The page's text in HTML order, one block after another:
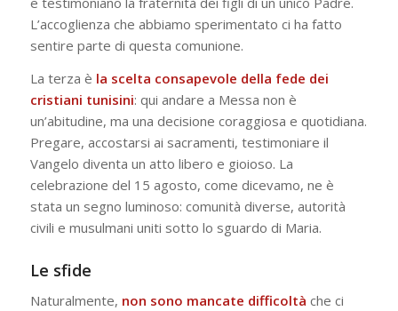
L’accoglienza che abbiamo sperimentato ci ha fatto
sentire parte di questa comunione.
La terza è la scelta consapevole della fede dei
cristiani tunisini: qui andare a Messa non è
un’abitudine, ma una decisione coraggiosa e quotidiana.
Pregare, accostarsi ai sacramenti, testimoniare il
Vangelo diventa un atto libero e gioioso. La
celebrazione del 15 agosto, come dicevamo, ne è
stata un segno luminoso: comunità diverse, autorità
civili e musulmani uniti sotto lo sguardo di Maria.
Le sfide
Naturalmente, non sono mancate difficoltà che ci